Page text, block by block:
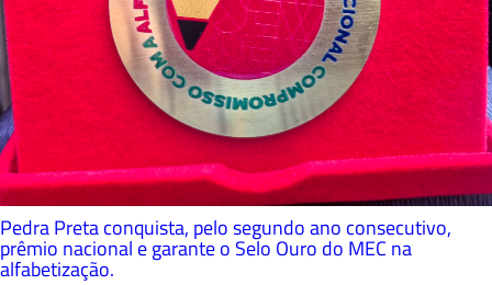
Pedra Preta conquista, pelo segundo ano consecutivo,
prêmio nacional e garante o Selo Ouro do MEC na
alfabetização.